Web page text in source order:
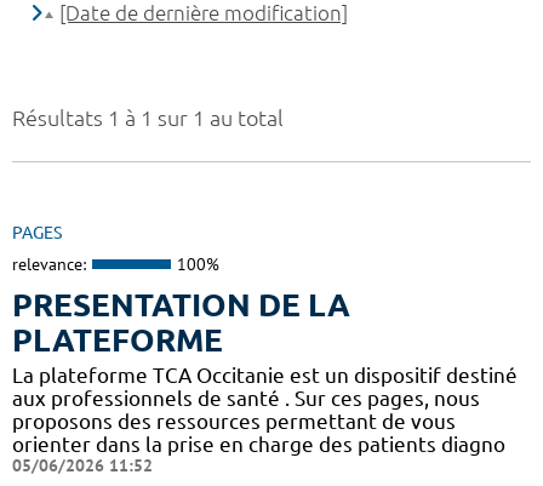
Résultats 1 à 1 sur 1 au total
PAGES
relevance: 100%
PRESENTATION DE LA
PLATEFORME
La plateforme TCA Occitanie est un dispositif destiné
aux professionnels de santé . Sur ces pages, nous
proposons des ressources permettant de vous
orienter dans la prise en charge des patients diagno
05/06/2026 11:52
[Date de dernière modification]